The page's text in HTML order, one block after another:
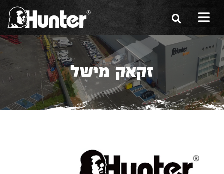
הסיפור שלנו
הכלים שלנו
תערוכות
שירות ואחריות
זקאק מישל